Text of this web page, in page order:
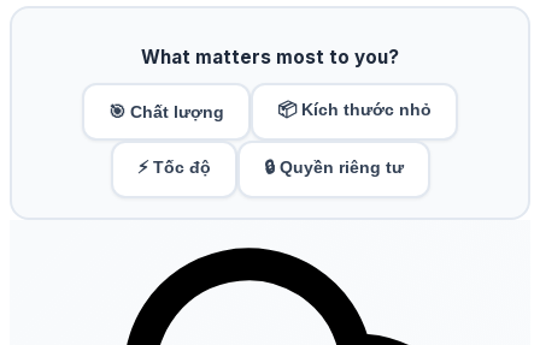
What matters most to you?
🎯 Chất lượng 📦 Kích thước nhỏ
⚡ Tốc độ 🔒 Quyền riêng tư